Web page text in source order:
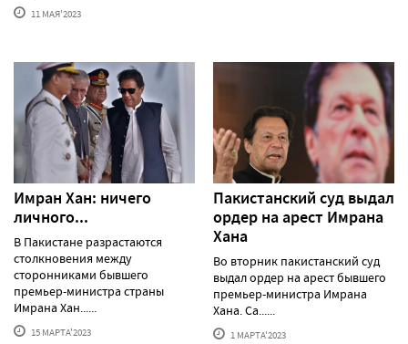
11 МАЯ'2023
Имран Хан: ничего
личного...
В Пакистане разрастаются
столкновения между
сторонниками бывшего
премьер-министра страны
Имрана Хан......
15 МАРТА'2023
Пакистанский суд выдал
ордер на арест Имрана
Хана
Во вторник пакистанский суд
выдал ордер на арест бывшего
премьер-министра Имрана
Хана. Са......
1 МАРТА'2023